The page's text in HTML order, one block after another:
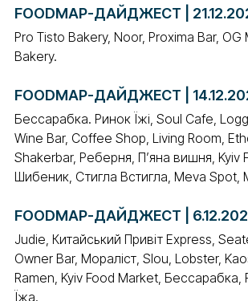
FOODMAP-ДАЙДЖЕСТ |
Pro Tisto Bakery, Noor, Proxima Bar, OG
Bakery.
FOODMAP-ДАЙДЖЕСТ |
Бессарабка. Ринок Їжі, Soul Cafe,
Wine Bar, Coffee Shop, Living Room,
Shakerbar, Реберня, Пʼяна вишня, Kyiv
Шибеник, Стигла Встигла, Meva Spot,
FOODMAP-ДАЙДЖЕСТ |
Judie, Китайський Привіт Express,
Owner Bar, Мораліст, Slou, Lobster,
Ramen, Kyiv Food Market, Бессарабка,
Їжа.